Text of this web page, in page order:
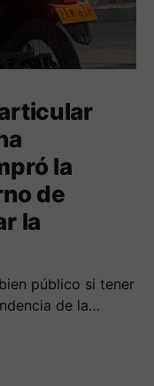
la
de
la
público si tener
de la